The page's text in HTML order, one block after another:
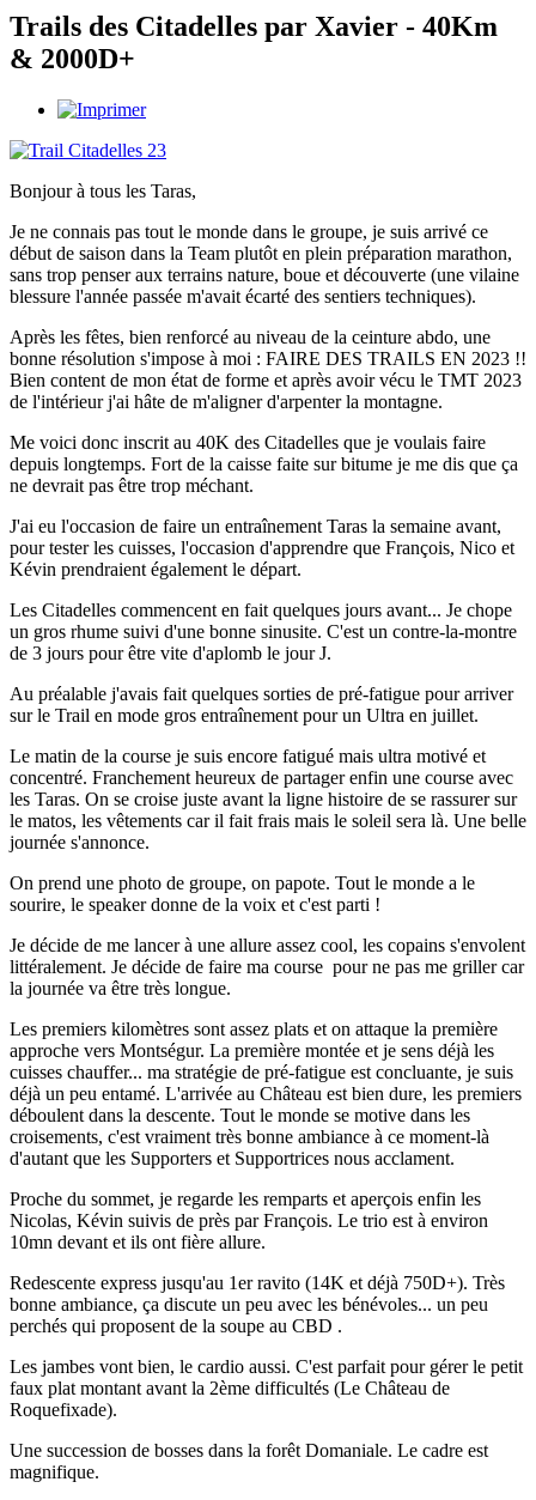
Trails des Citadelles par Xavier - 40Km
& 2000D+
Bonjour à tous les Taras,
Je ne connais pas tout le monde dans le groupe, je suis arrivé ce
début de saison dans la Team plutôt en plein préparation marathon,
sans trop penser aux terrains nature, boue et découverte (une vilaine
blessure l'année passée m'avait écarté des sentiers techniques).
Après les fêtes, bien renforcé au niveau de la ceinture abdo, une
bonne résolution s'impose à moi : FAIRE DES TRAILS EN 2023 !!
Bien content de mon état de forme et après avoir vécu le TMT 2023
de l'intérieur j'ai hâte de m'aligner d'arpenter la montagne.
Me voici donc inscrit au 40K des Citadelles que je voulais faire
depuis longtemps. Fort de la caisse faite sur bitume je me dis que ça
ne devrait pas être trop méchant.
J'ai eu l'occasion de faire un entraînement Taras la semaine avant,
pour tester les cuisses, l'occasion d'apprendre que François, Nico et
Kévin prendraient également le départ.
Les Citadelles commencent en fait quelques jours avant... Je chope
un gros rhume suivi d'une bonne sinusite. C'est un contre-la-montre
de 3 jours pour être vite d'aplomb le jour J.
Au préalable j'avais fait quelques sorties de pré-fatigue pour arriver
sur le Trail en mode gros entraînement pour un Ultra en juillet.
Le matin de la course je suis encore fatigué mais ultra motivé et
concentré. Franchement heureux de partager enfin une course avec
les Taras. On se croise juste avant la ligne histoire de se rassurer sur
le matos, les vêtements car il fait frais mais le soleil sera là. Une belle
journée s'annonce.
On prend une photo de groupe, on papote. Tout le monde a le
sourire, le speaker donne de la voix et c'est parti !
Je décide de me lancer à une allure assez cool, les copains s'envolent
littéralement. Je décide de faire ma course pour ne pas me griller car
la journée va être très longue.
Les premiers kilomètres sont assez plats et on attaque la première
approche vers Montségur. La première montée et je sens déjà les
cuisses chauffer... ma stratégie de pré-fatigue est concluante, je suis
déjà un peu entamé. L'arrivée au Château est bien dure, les premiers
déboulent dans la descente. Tout le monde se motive dans les
croisements, c'est vraiment très bonne ambiance à ce moment-là
d'autant que les Supporters et Supportrices nous acclament.
Proche du sommet, je regarde les remparts et aperçois enfin les
Nicolas, Kévin suivis de près par François. Le trio est à environ
10mn devant et ils ont fière allure.
Redescente express jusqu'au 1er ravito (14K et déjà 750D+). Très
bonne ambiance, ça discute un peu avec les bénévoles... un peu
perchés qui proposent de la soupe au CBD .
Les jambes vont bien, le cardio aussi. C'est parfait pour gérer le petit
faux plat montant avant la 2ème difficultés (Le Château de
Roquefixade).
Une succession de bosses dans la forêt Domaniale. Le cadre est
magnifique.